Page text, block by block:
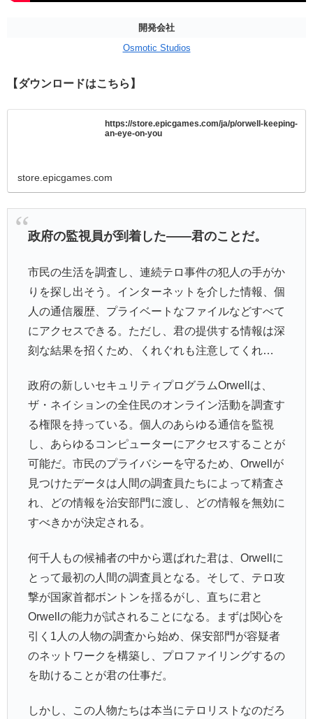
開発会社
Osmotic Studios
【ダウンロードはこちら】
https://store.epicgames.com/ja/p/orwell-keeping-
an-eye-on-you
store.epicgames.com
政府の監視員が到着した——君のことだ。
市民の生活を調査し、連続テロ事件の犯人の手がか
りを探し出そう。インターネットを介した情報、個
人の通信履歴、プライベートなファイルなどすべて
にアクセスできる。ただし、君の提供する情報は深
刻な結果を招くため、くれぐれも注意してくれ…
政府の新しいセキュリティプログラムOrwellは、
ザ・ネイションの全住民のオンライン活動を調査す
る権限を持っている。個人のあらゆる通信を監視
し、あらゆるコンピューターにアクセスすることが
可能だ。市民のプライバシーを守るため、Orwellが
見つけたデータは人間の調査員たちによって精査さ
れ、どの情報を治安部門に渡し、どの情報を無効に
すべきかが決定される。
何千人もの候補者の中から選ばれた君は、Orwellに
とって最初の人間の調査員となる。そして、テロ攻
撃が国家首都ボントンを揺るがし、直ちに君と
Orwellの能力が試されることになる。まずは関心を
引く1人の人物の調査から始め、保安部門が容疑者
のネットワークを構築し、プロファイリングするの
を助けることが君の仕事だ。
しかし、この人物たちは本当にテロリストなのだろ